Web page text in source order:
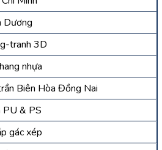
Dương
tranh 3D
nhựa
Biên Hòa Đồng Nai
PU & PS
gác xép